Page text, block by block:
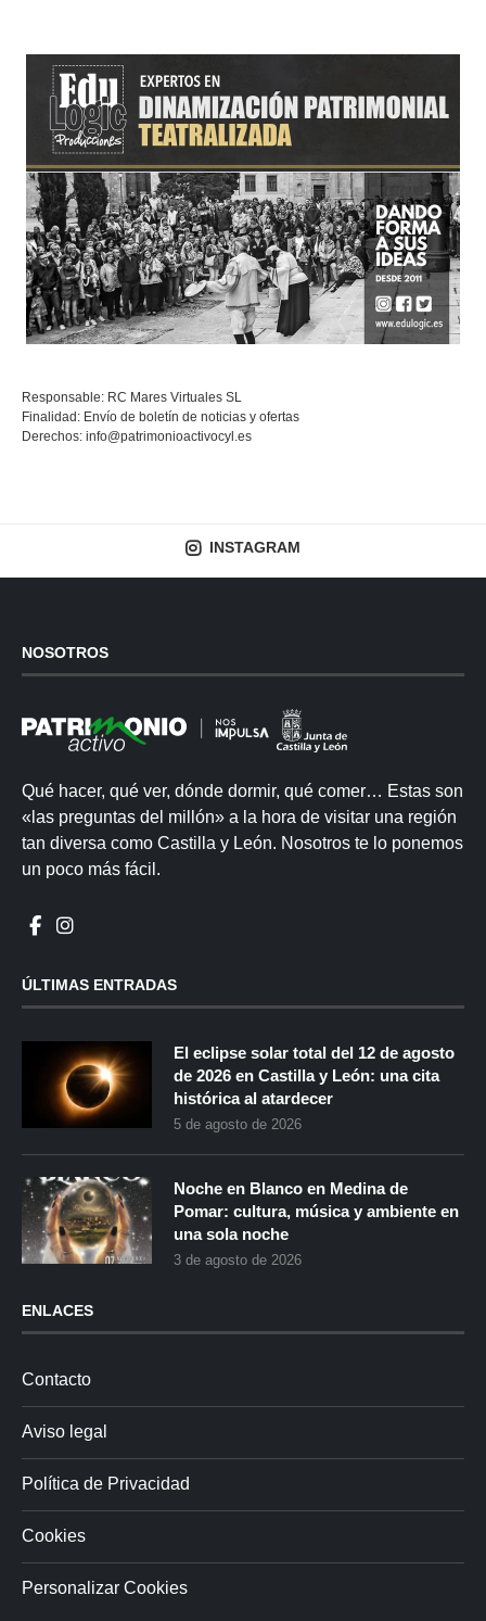
Responsable: RC Mares Virtuales SL
Finalidad: Envío de boletín de noticias y ofertas
Derechos: info@patrimonioactivocyl.es
INSTAGRAM
NOSOTROS
Qué hacer, qué ver, dónde dormir, qué comer… Estas son
«las preguntas del millón» a la hora de visitar una región
tan diversa como Castilla y León. Nosotros te lo ponemos
un poco más fácil.
ÚLTIMAS ENTRADAS
El eclipse solar total del 12 de agosto
de 2026 en Castilla y León: una cita
histórica al atardecer
5 de agosto de 2026
Noche en Blanco en Medina de
Pomar: cultura, música y ambiente en
una sola noche
3 de agosto de 2026
ENLACES
Contacto
Aviso legal
Política de Privacidad
Cookies
Personalizar Cookies